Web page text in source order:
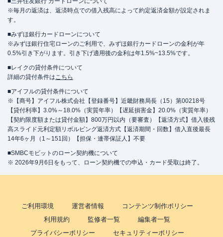
※毎月の返済は、返済時点での借入残高によって約定返済金額が設定されま
す。
■みずほ銀行カードローンについて
※みずほ銀行住宅ローンのご利用で、みずほ銀行カードローンの金利が年
0.5%引き下がります。引き下げ適用後の金利は年1.5%~13.5%です。
■レイクの貸付条件について
詳細の貸付条件はこちら
■アイフルの貸付条件について
※【商号】アイフル株式会社【登録番号】近畿財務局長（15）第00218号
【貸付利率】3.0%～18.0%（実質年率）【遅延損害金】20.0%（実質年率）
【契約限度額または貸付金額】800万円以内（要審査）【返済方式】借入後残
高スライド元利定額リボルビング返済方式【返済期間・回数】借入直後最長
14年6ヶ月（1～151回）【担保・連帯保証人】不要
■SMBCモビットのローン契約機について
※ 2026年9月6日をもって、ローン契約機での申込・カード受取は終了。
ご利用環境 運営者情報
コンテンツ制作ポリシー
利用規約
監修者一覧
編集者一覧
プライバシーポリシー
セキュリティーポリシー